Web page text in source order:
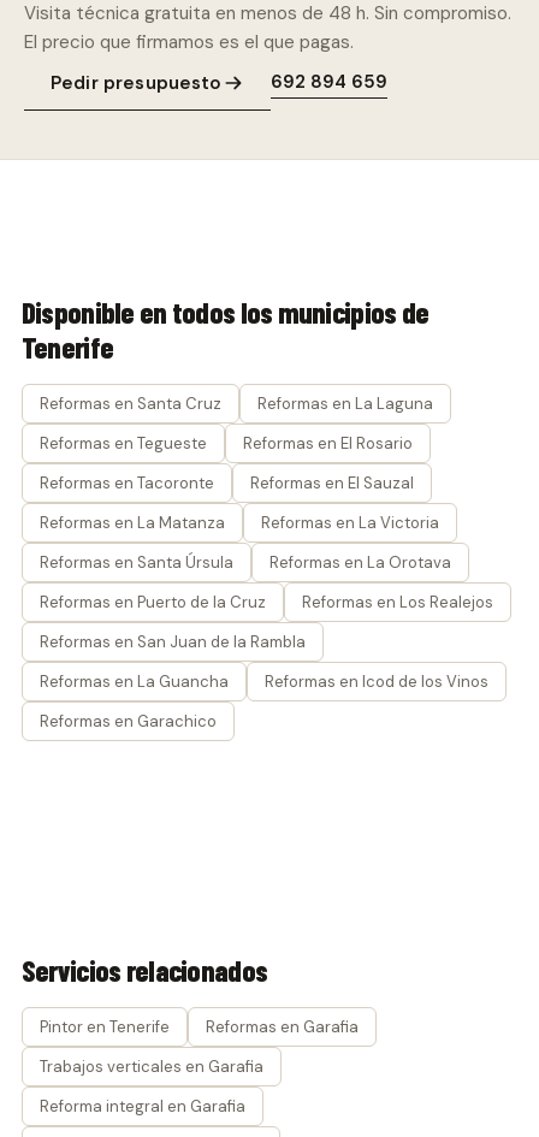
Visita técnica gratuita en menos de 48 h. Sin compromiso.
El precio que firmamos es el que pagas.
Pedir presupuesto
692 894 659
Disponible en todos los municipios de
Tenerife
Reformas en Santa Cruz
Reformas en La Laguna
Reformas en Tegueste
Reformas en El Rosario
Reformas en Tacoronte
Reformas en El Sauzal
Reformas en La Matanza
Reformas en La Victoria
Reformas en Santa Úrsula
Reformas en La Orotava
Reformas en Puerto de la Cruz
Reformas en Los Realejos
Reformas en San Juan de la Rambla
Reformas en La Guancha
Reformas en Icod de los Vinos
Reformas en Garachico
Servicios relacionados
Pintor en Tenerife
Reformas en Garafia
Trabajos verticales en Garafia
Reforma integral en Garafia